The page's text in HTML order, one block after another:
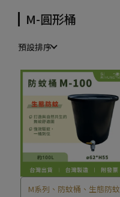
M-圓形桶
預設排序
M系列、防蚊桶、生態防蚊